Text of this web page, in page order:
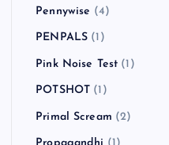
Pennywise (4)
PENPALS (1)
Pink Noise Test (1)
POTSHOT (1)
Primal Scream (2)